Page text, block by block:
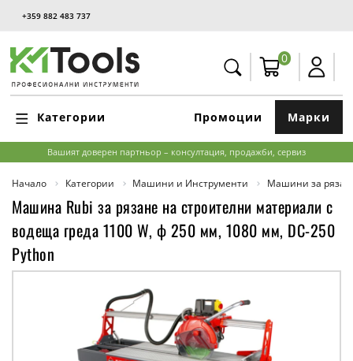
+359 882 483 737
0
Категории Марки
Промоции
Вашият доверен партньор – консултация, продажби, сервиз
Начало Категории Машини и Инструменти Машини за
Машина Rubi за рязане на строителни материали с
водеща греда 1100 W, ф 250 мм, 1080 мм, DC-250
Python